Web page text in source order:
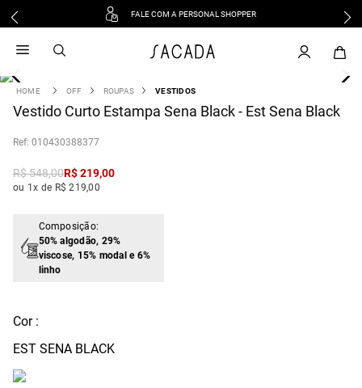
FALE COM A PERSONAL SHOPPER
OFF ROUPAS VESTIDOS
Vestido Curto Estampa Sena Black - Est Sena Black
: 010430388377
R$548,00R$219,00
ou 1x de R$ 219,00
Composição:
50% algodão, 29%
viscose, 15% modal e 6%
linho
Cor :
EST SENA BLACK
vestido
3 º blusa
º tricot
º macacão
jeans
º camisa